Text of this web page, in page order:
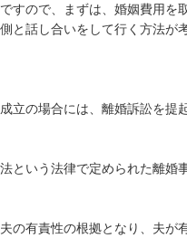
すので、まずは、婚姻費用を
と話し合いをして行く方法が
立の場合には、離婚訴訟を提
という法律で定められた離婚
の有責性の根拠となり、夫が